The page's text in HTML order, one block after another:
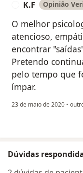
K.F Opinião
O melhor
atencioso,
encontrar
Pretendo
pelo tempo que
ímpar.
23 de maio de 2020 •
Dúvidas